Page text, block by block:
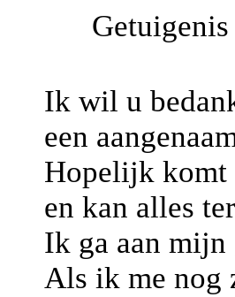
Ik wil u
een
Hopelijk komt
en kan alles
Ik ga aan
Als ik me nog